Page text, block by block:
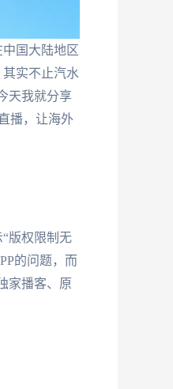
国大陆地区
实不止汽水
天我就分享
播，让海外
版权限制无
的问题，而
家播客、原